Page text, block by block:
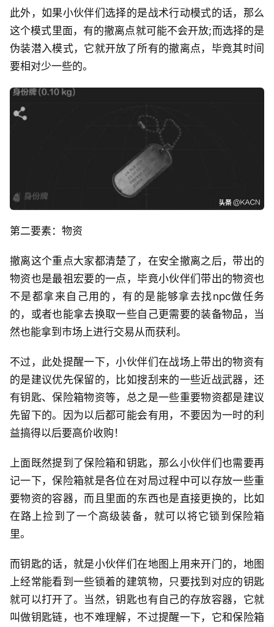
此外，如果小伙伴们选择的是战术行动模式的话，那么
这个模式里面，有的撤离点就可能不会开放;而选择的是
伪装潜入模式，它就开放了所有的撤离点，毕竟其时间
要相对少一些的。
第二要素：物资
撤离这个重点大家都清楚了，在安全撤离之后，带出的
物资也是最祖宏要的一点，毕竟小伙伴们带出的物资也
不是都拿来自己用的，有的是能够拿去找npc做任务
的，或者也能拿去换取一些自己更需要的装备物品，当
然也能拿到市场上进行交易从而获利。
不过，此处提醒一下，小伙伴们在战场上带出的物资有
的是建议优先保留的，比如搜刮来的一些近战武器，还
有钥匙、保险箱物资等，总之是一些重要物资都是建议
先留下的。因为以后都可能会有用，不要因为一时的利
益搞得以后要高价收购！
上面既然提到了保险箱和钥匙，那么小伙伴们也需要再
记一下，保险箱就是各位在对局过程中可以存放一些重
要物资的容器，而且里面的东西也是直接更换的，比如
在路上捡到了一个高级装备，就可以将它锁到保险箱
里。
而钥匙的话，就是小伙伴们在地图上用来开门的，地图
上经常能看到一些锁着的建筑物，只要找到对应的钥匙
就可以打开了。当然，钥匙也有自己的存放容器，它就
叫做钥匙链，也不难理解，不过提醒一下，它和保险箱